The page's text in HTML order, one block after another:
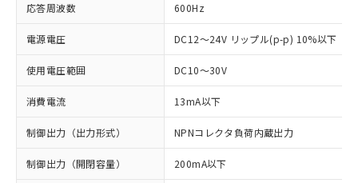
応答周波数 600Hz
電源電圧 DC12～24V リップル(p-p) 10%以下
使用電圧範囲 DC10～30V
消費電流 13mA以下
制御出力（出力形式） NPNコレクタ負荷内蔵出力
制御出力（開閉容量） 200mA以下